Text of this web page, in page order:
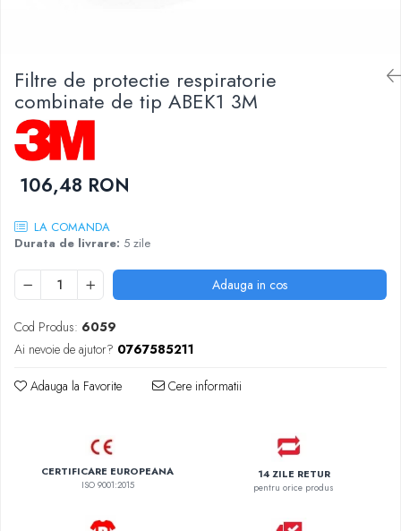
JACHETE VATUITE
INDUSTRIA ALIMENTARA
GENUNCHIERE
IMBRACAMINTE ANTICHIMICA |
MULTIRISC
FESURI, SEPCI, CAPISOANE
FLEECE
HANORACE
Filtre de protectie respiratorie
combinate de tip ABEK1 3M
106,48 RON
LA COMANDA
Durata de livrare: 5 zile
Adauga in cos
Cod Produs: 6059
Ai nevoie de ajutor? 0767585211
Adauga la Favorite Cere informatii
CERTIFICARE EUROPEANA
ISO 9001:2015
14 ZILE RETUR
pentru orice produs